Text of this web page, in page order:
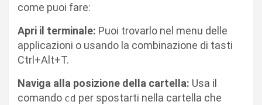
come puoi fare:
Apri il terminale: Puoi trovarlo nel menu delle
applicazioni o usando la combinazione di tasti
Ctrl+Alt+T.
Naviga alla posizione della cartella: Usa il
comando cd per spostarti nella cartella che